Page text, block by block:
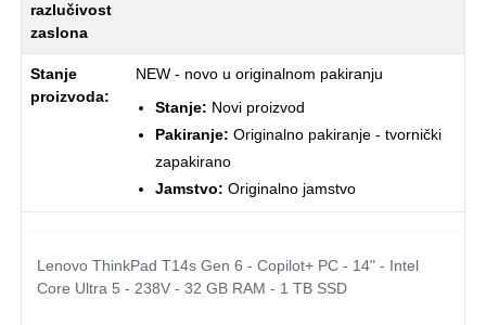
razlučivost
zaslona
Stanje
proizvoda:
NEW - novo u originalnom pakiranju
Stanje: Novi proizvod
Pakiranje: Originalno pakiranje - tvornički
zapakirano
Jamstvo: Originalno jamstvo
Lenovo ThinkPad T14s Gen 6 - Copilot+ PC - 14" - Intel
Core Ultra 5 - 238V - 32 GB RAM - 1 TB SSD